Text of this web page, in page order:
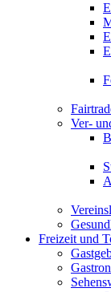
Ver-
Freizeit und